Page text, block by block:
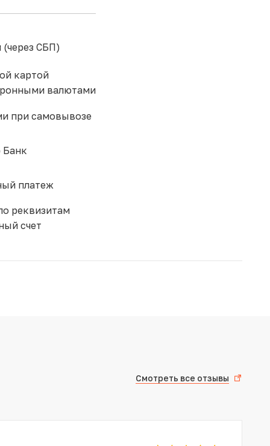
СБП)
картой
валютами
при самовывозе
Банк
платеж
реквизитам
счет
Смотреть все отзывы